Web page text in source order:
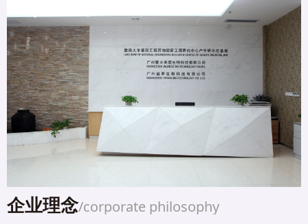
企业理念/corporate philosophy